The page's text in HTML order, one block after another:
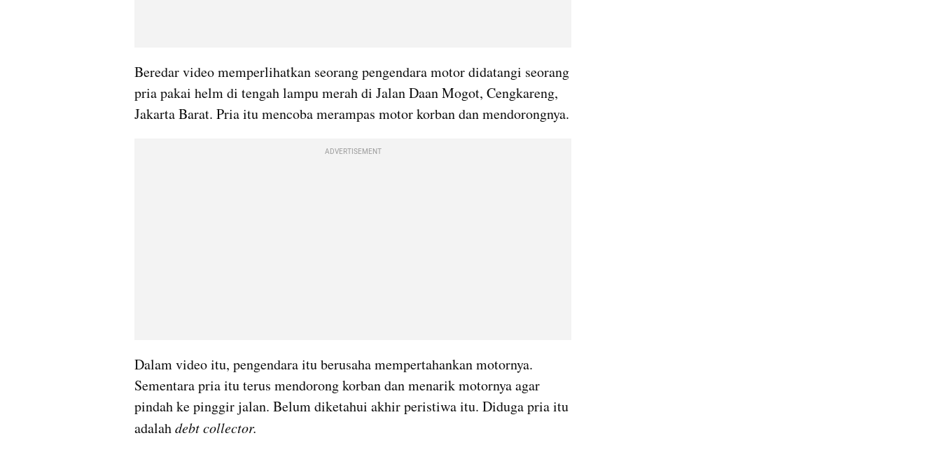
Beredar video memperlihatkan seorang pengendara motor didatangi seorang
pria pakai helm di tengah lampu merah di Jalan Daan Mogot, Cengkareng,
ADVERTISEMENT
Dalam video itu, pengendara itu berusaha mempertahankan motornya.
Sementara pria itu terus mendorong korban dan menarik motornya agar
pindah ke pinggir jalan. Belum diketahui akhir peristiwa itu. Diduga pria itu
adalah debt collector.